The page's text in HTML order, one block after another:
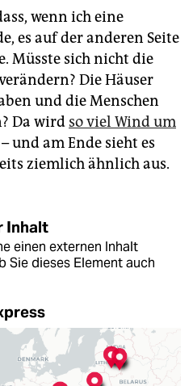
wenn ich eine
es auf der anderen Seite
Müsste sich nicht die
Die Häuser
und die Menschen
Da wird so viel Wind um
– und am Ende sieht es
ziemlich ähnlich aus.
Inhalt
einen externen Inhalt
Sie dieses Element auch